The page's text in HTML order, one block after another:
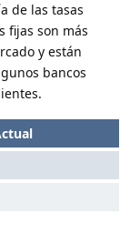
de las tasas
fijas son más
y están
bancos